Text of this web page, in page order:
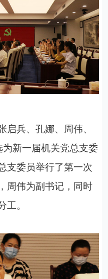
兵、孔娜、周伟、
新一届机关党总支委
支委员举行了第一次
周伟为副书记，同时
。